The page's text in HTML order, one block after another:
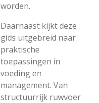
worden.
Daarnaast kijkt deze
gids uitgebreid naar
praktische
toepassingen in
voeding en
management. Van
structuurrijk ruwvoer